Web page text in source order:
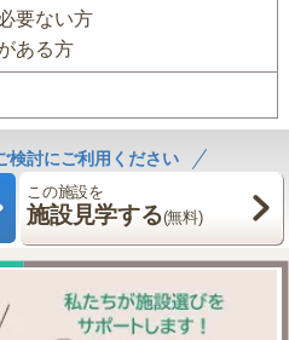
要ない方
ある方
検討にご利用ください
この施設を
施設見学する(無料)